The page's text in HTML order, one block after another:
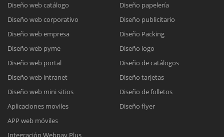
Diseño web catálogo
Diseño web corporativo
Diseño web empresa
Diseño web pyme
Diseño web portal
Diseño web intranet
Diseño web mini sitios
Aplicaciones moviles
APP web móviles
Integración Webpay Plus
Diseño papelería
Diseño publicitario
Diseño Packing
Diseño logo
Diseño de catálogos
Diseño tarjetas
Diseño de folletos
Diseño flyer